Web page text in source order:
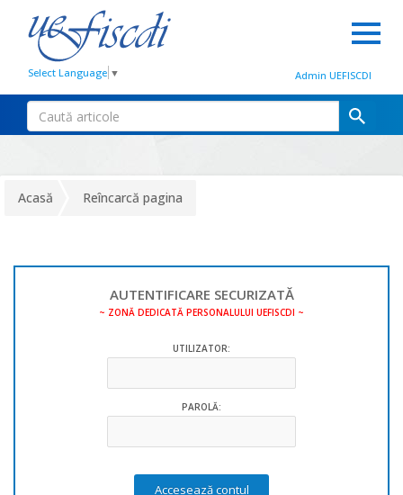
Select Language ▼ Admin UEFISCDI
Acasă Reîncarcă pagina
AUTENTIFICARE SECURIZATĂ
~ ZONĂ DEDICATĂ PERSONALULUI UEFISCDI ~
UTILIZATOR:
PAROLĂ: